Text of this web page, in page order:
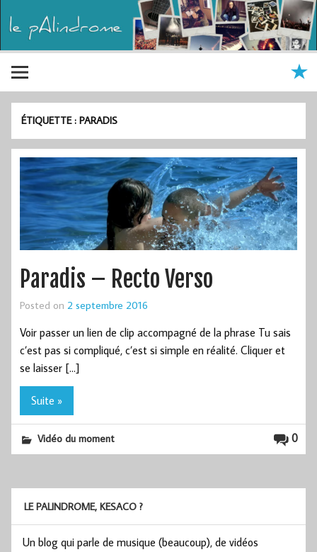
ÉTIQUETTE :PARADIS
Paradis – Recto Verso
Posted on 2 septembre 2016
Voir passer un lien de clip accompagné de la phrase Tu sais
c’est pas si compliqué, c’est si simple en réalité. Cliquer et
se laisser […]
Suite »
0
Vidéo du moment
LE PALINDROME, KESACO ?
Un blog qui parle de musique (beaucoup), de vidéos